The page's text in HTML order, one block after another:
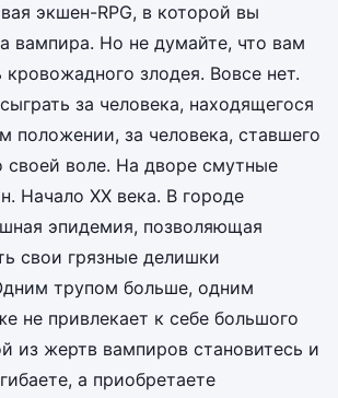
экшен-RPG, в которой вы
вампира. Но не думайте, что вам
кровожадного злодея. Вовсе нет.
за человека, находящегося
положении, за человека, ставшего
своей воле. На дворе смутные
Начало ХХ века. В городе
эпидемия, позволяющая
свои грязные делишки
трупом больше, одним
не привлекает к себе большого
из жертв вампиров становитесь и
а приобретаете